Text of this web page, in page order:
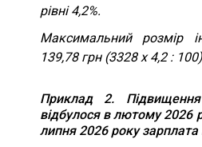
рівні 4,2%.
Максимальний розмір
139,78 грн (3328 х 4,2 :
Приклад 2. Підвищення
відбулося в лютому 2026
липня 2026 року